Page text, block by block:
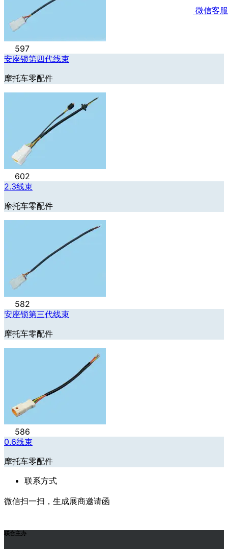
597
安座锁第四代线束
摩托车零配件
602
2.3线束
摩托车零配件
582
安座锁第三代线束
摩托车零配件
586
0.6线束
摩托车零配件
联系方式
微信扫一扫，生成展商邀请函
联合主办
微信客服